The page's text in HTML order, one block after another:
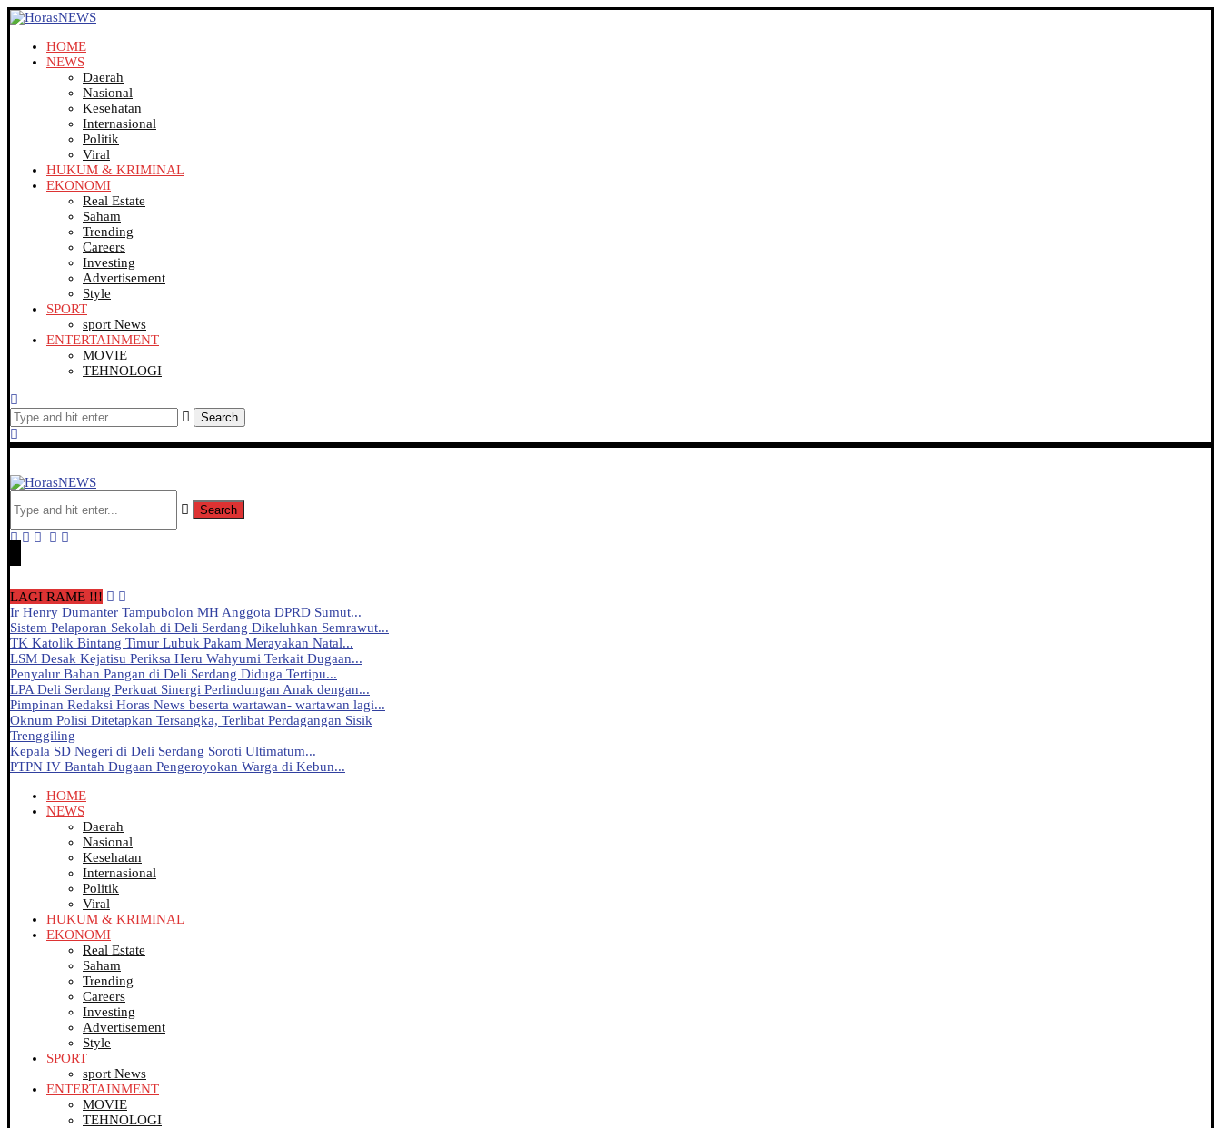
HOME
NEWS
Daerah
Nasional
Kesehatan
Internasional
Politik
Viral
HUKUM & KRIMINAL
EKONOMI
Real Estate
Saham
Trending
Careers
Investing
Advertisement
Style
SPORT
sport News
ENTERTAINMENT
MOVIE
TEHNOLOGI
Search
Search
LAGI RAME !!!
Ir Henry Dumanter Tampubolon MH Anggota DPRD Sumut...
Sistem Pelaporan Sekolah di Deli Serdang Dikeluhkan Semrawut...
TK Katolik Bintang Timur Lubuk Pakam Merayakan Natal...
LSM Desak Kejatisu Periksa Heru Wahyumi Terkait Dugaan...
Penyalur Bahan Pangan di Deli Serdang Diduga Tertipu...
LPA Deli Serdang Perkuat Sinergi Perlindungan Anak dengan...
Pimpinan Redaksi Horas News beserta wartawan- wartawan lagi...
Oknum Polisi Ditetapkan Tersangka, Terlibat Perdagangan Sisik
Trenggiling
Kepala SD Negeri di Deli Serdang Soroti Ultimatum...
PTPN IV Bantah Dugaan Pengeroyokan Warga di Kebun...
HOME
NEWS
Daerah
Nasional
Kesehatan
Internasional
Politik
Viral
HUKUM & KRIMINAL
EKONOMI
Real Estate
Saham
Trending
Careers
Investing
Advertisement
Style
SPORT
sport News
ENTERTAINMENT
MOVIE
TEHNOLOGI